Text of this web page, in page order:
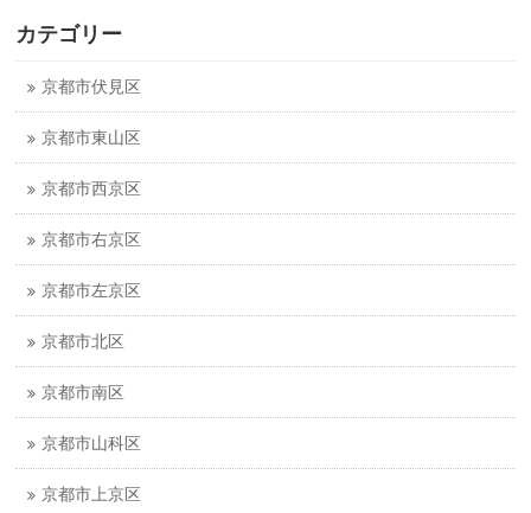
カテゴリー
京都市伏見区
京都市東山区
京都市西京区
京都市右京区
京都市左京区
京都市北区
京都市南区
京都市山科区
京都市上京区